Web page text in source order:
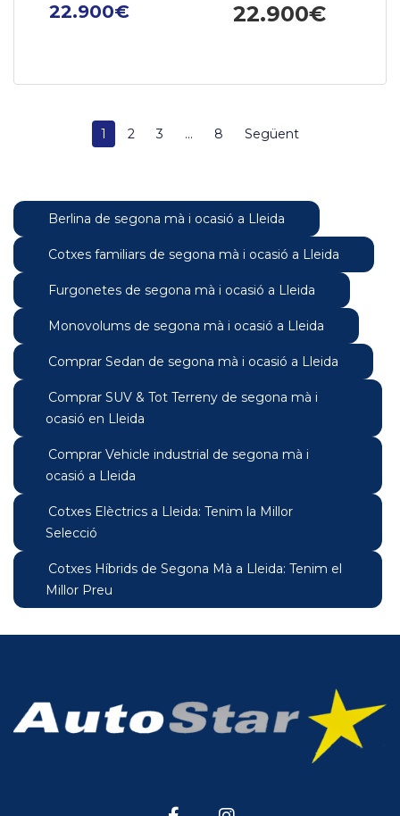
22.900€ 22.900€
1 2 3 ... 8 Següent
Berlina de segona mà i ocasió a Lleida
Cotxes familiars de segona mà i ocasió a Lleida
Furgonetes de segona mà i ocasió a Lleida
Monovolums de segona mà i ocasió a Lleida
Comprar Sedan de segona mà i ocasió a Lleida
Comprar SUV & Tot Terreny de segona mà i
ocasió en Lleida
Comprar Vehicle industrial de segona mà i
ocasió a Lleida
Cotxes Elèctrics a Lleida: Tenim la Millor
Selecció
Cotxes Híbrids de Segona Mà a Lleida: Tenim el
Millor Preu